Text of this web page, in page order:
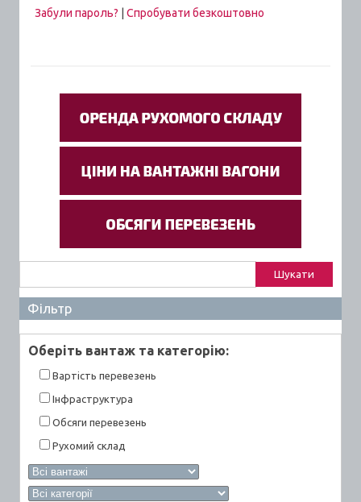
Забули пароль?
Спробувати безкоштовно
Фільтр
Оберiть вантаж та категорiю:
Вартiсть перевезень
Інфраструктура
Обсяги перевезень
Рухомий склад